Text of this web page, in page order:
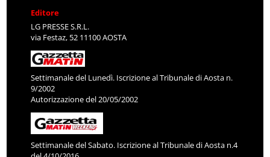
Editore
LG PRESSE S.R.L.
via Festaz, 52 11100 AOSTA
Settimanale del Lunedì. Iscrizione al Tribunale di Aosta n.
9/2002
Autorizzazione del 20/05/2002
Settimanale del Sabato. Iscrizione al Tribunale di Aosta n.4